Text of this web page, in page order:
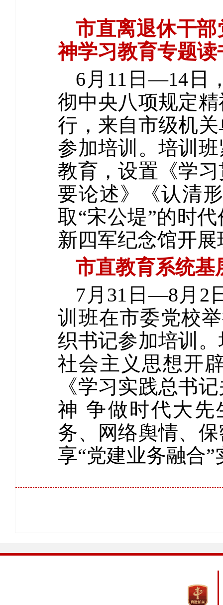
市直离退休干
神学习教育专题读
6月11日—14日
彻中央八项规定
行，来自市级机
参加培训。培训
教育，设置《学
要论述》《认清
取“宋公堤”的时
新四军纪念馆开
市直教育系统基
7月31日—8月2
训班在市委党校
织书记参加培训
社会主义思想开
《学习实践总书
神 争做时代大
务、网络舆情、
享“党建业务融合